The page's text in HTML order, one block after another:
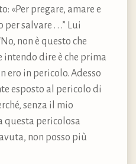
«Per pregare, amare e
salvare . . .” Lui
non è questo che
intendo dire è che prima
ero in pericolo. Adesso
esposto al pericolo di
senza il mio
questa pericolosa
non posso più